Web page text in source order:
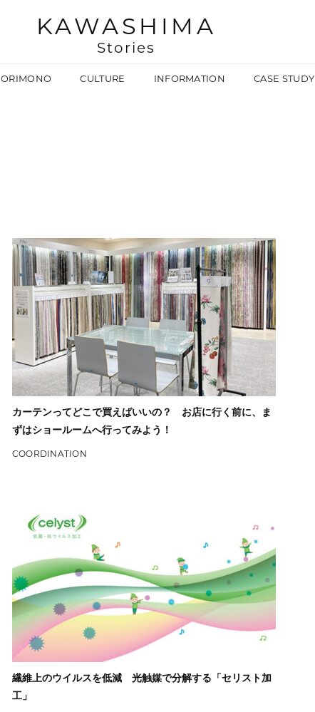
KAWASHIMA
Stories
ORIMONO CULTURE INFORMATION CASE STUDY
カーテンってどこで買えばいいの？ お店に行く前に、ま
ずはショールームへ行ってみよう！
COORDINATION
繊維上のウイルスを低減 光触媒で分解する「セリスト加
工」